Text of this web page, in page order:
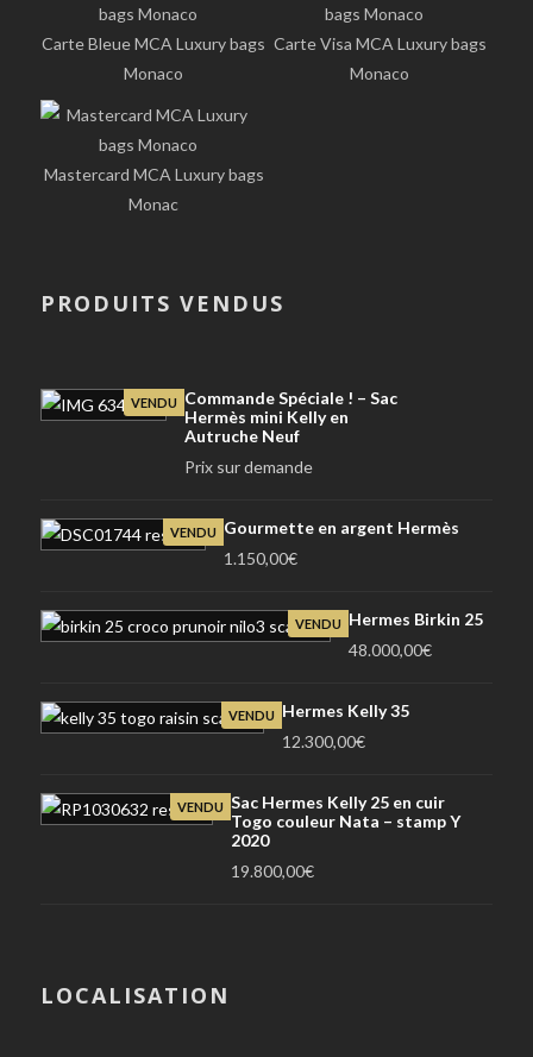
Carte Bleue MCA Luxury bags
Monaco
Carte Visa MCA Luxury bags
Monaco
Mastercard MCA Luxury bags
Monac
PRODUITS VENDUS
VENDU
Commande Spéciale ! – Sac
Hermès mini Kelly en
Autruche Neuf
Prix sur demande
VENDU
Gourmette en argent Hermès
1.150,00€
VENDU
Hermes Birkin 25
48.000,00€
VENDU
Hermes Kelly 35
12.300,00€
VENDU Sac Hermes Kelly 25 en cuir
Togo couleur Nata – stamp Y
2020
19.800,00€
LOCALISATION